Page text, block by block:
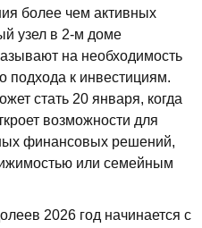
более чем активных
узел в 2-м доме
на необходимость
подхода к инвестициям.
стать 20 января, когда
возможности для
финансовых решений,
или семейным
2026 год начинается с